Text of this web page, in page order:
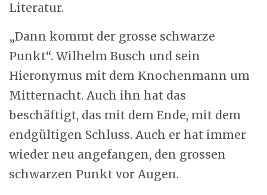
Literatur.
„Dann kommt der grosse schwarze
Punkt“. Wilhelm Busch und sein
Hieronymus mit dem Knochenmann um
Mitternacht. Auch ihn hat das
beschäftigt, das mit dem Ende, mit dem
endgültigen Schluss. Auch er hat immer
wieder neu angefangen, den grossen
schwarzen Punkt vor Augen.